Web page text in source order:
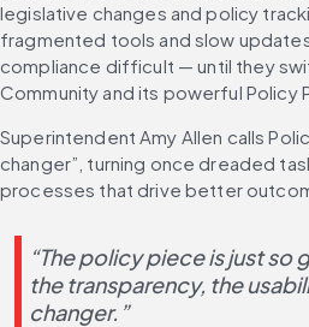
legislative changes and policy
fragmented tools and slow
compliance difficult — until they
Community and its powerful Policy
Superintendent Amy Allen calls
changer”, turning once dreaded
processes that drive better
“The policy piece is just
the transparency, the
changer.”